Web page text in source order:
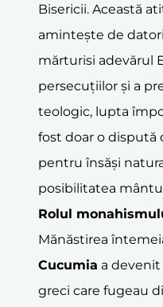
Bisericii. Această
amintește de
mărturisi adevărul
persecuțiilor și a
teologic, lupta
fost doar o dispută
pentru însăși
posibilitatea
Rolul
Mănăstirea
Cucumia a
greci care fugeau